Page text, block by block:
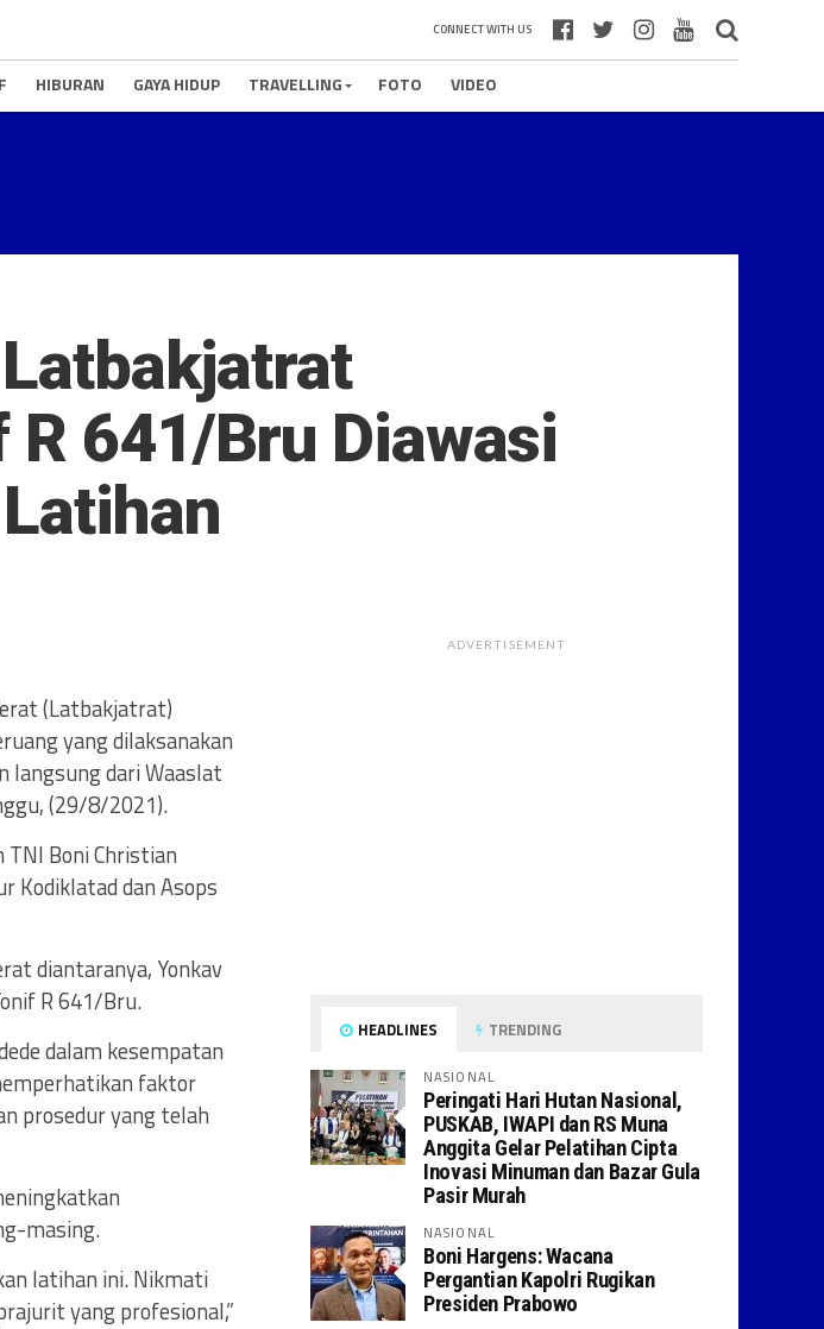
CONNECT WITH US
HIBURAN GAYA HIDUP TRAVELLING FOTO VIDEO
641/Bru Diawasi
(Latbakjatrat)
yang dilaksanakan
langsung dari Waaslat
(29/8/2021).
Boni Christian
Kodiklatad dan Asops
diantaranya, Yonkav
R 641/Bru.
dalam kesempatan
faktor
prosedur yang telah
masing.
latihan ini. Nikmati
yang profesional,”
ADVERTISEMENT
HEADLINES TRENDING
NASIONAL
Peringati Hari Hutan Nasional,
PUSKAB, IWAPI dan RS Muna
Anggita Gelar Pelatihan Cipta
Inovasi Minuman dan Bazar Gula
Pasir Murah
NASIONAL
Boni Hargens: Wacana
Pergantian Kapolri Rugikan
Presiden Prabowo